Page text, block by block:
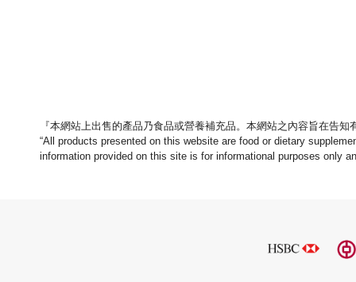
『本網站上出售的產品乃食品或營養補充品。 本網站之內容旨在告知
“All products presented on this website are food or dietary
information provided on this site is for informational purposes only